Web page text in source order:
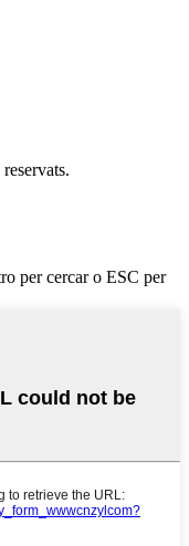
per cercar o ESC per